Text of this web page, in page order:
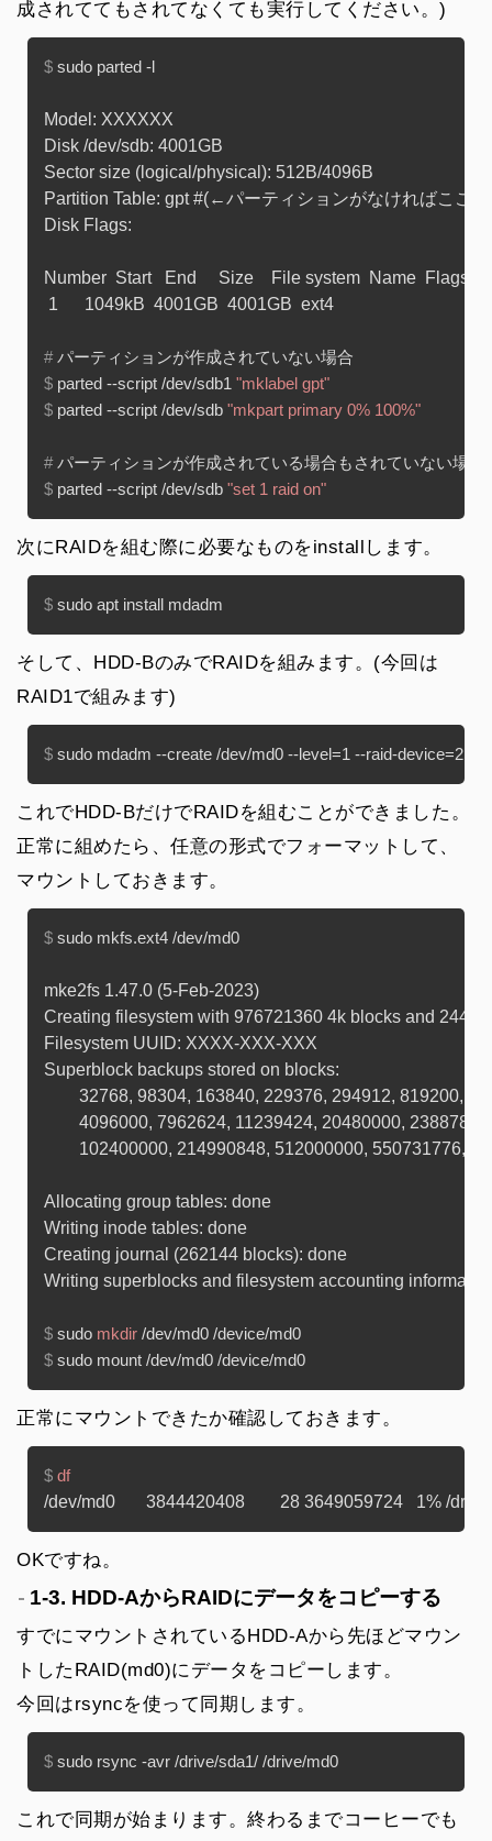
成されててもされてなくても実行してください。)
$ sudo parted -l
Model: XXXXXX
Disk /dev/sdb: 4001GB
Sector size (logical/physical): 512B/4096B
Partition Table: gpt #(←パーティションがなければここ
Disk Flags:
Number  Start   End     Size    File system  Name  Flags
# パーティションが作成されていない場合
$ parted --script /dev/sdb1 "mklabel gpt"
$ parted --script /dev/sdb "mkpart primary 0% 100%"
# パーティションが作成されている場合もされていない場合
$ parted --script /dev/sdb "set 1 raid on"
次にRAIDを組む際に必要なものをinstallします。
$ sudo apt install mdadm
そして、HDD-BのみでRAIDを組みます。(今回は
RAID1で組みます)
$ sudo mdadm --create /dev/md0 --level=1 --raid-device=2
これでHDD-BだけでRAIDを組むことができました。
正常に組めたら、任意の形式でフォーマットして、
マウントしておきます。
$ sudo mkfs.ext4 /dev/md0
mke2fs 1.47.0 (5-Feb-2023)
Creating filesystem with 976721360 4k blocks and
Filesystem UUID: XXXX-XXX-XXX
Superblock backups stored on blocks:
Allocating group tables: done
Writing inode tables: done
Creating journal (262144 blocks): done
$ sudo mkdir /dev/md0 /device/md0
$ sudo mount /dev/md0 /device/md0
正常にマウントできたか確認しておきます。
$ df
OKですね。
1-3. HDD-AからRAIDにデータをコピーする
すでにマウントされているHDD-Aから先ほどマウン
トしたRAID(md0)にデータをコピーします。
今回はrsyncを使って同期します。
$ sudo rsync -avr /drive/sda1/ /drive/md0
これで同期が始まります。終わるまでコーヒーでも